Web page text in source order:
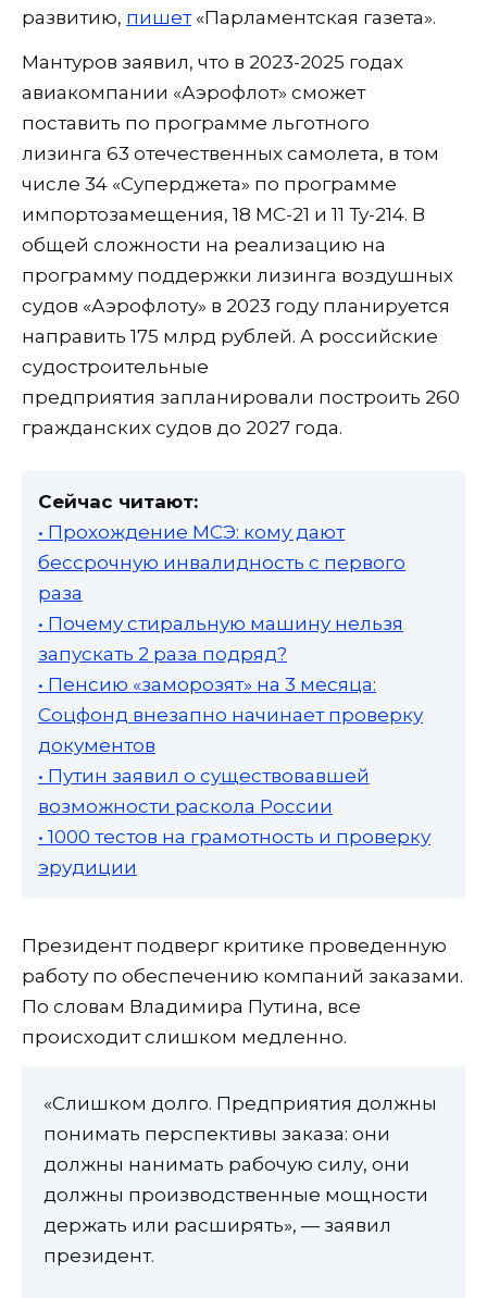
развитию, пишет«Парламентская газета».
Мантуров заявил, что в 2023-2025 годах
авиакомпании «Аэрофлот» сможет
поставить по программе льготного
лизинга 63 отечественных самолета, в том
числе 34 «Суперджета» по программе
импортозамещения, 18 МС-21 и 11 Ту-214. В
общей сложности на реализацию на
программу поддержки лизинга воздушных
судов «Аэрофлоту» в 2023 году планируется
направить 175 млрд рублей. А российские
судостроительные
предприятия запланировали построить 260
гражданских судов до 2027 года.
Сейчас читают:
• Прохождение МСЭ: кому дают
бессрочную инвалидность с первого
раза
• Почему стиральную машину нельзя
запускать 2 раза подряд?
• Пенсию «заморозят» на 3 месяца:
Соцфонд внезапно начинает проверку
документов
• Путин заявил о существовавшей
возможности раскола России
• 1000 тестов на грамотность и проверку
эрудиции
Президент подверг критике проведенную
работу по обеспечению компаний заказами.
По словам Владимира Путина, все
происходит слишком медленно.
«Слишком долго. Предприятия должны
понимать перспективы заказа: они
должны нанимать рабочую силу, они
должны производственные мощности
держать или расширять», — заявил
президент.